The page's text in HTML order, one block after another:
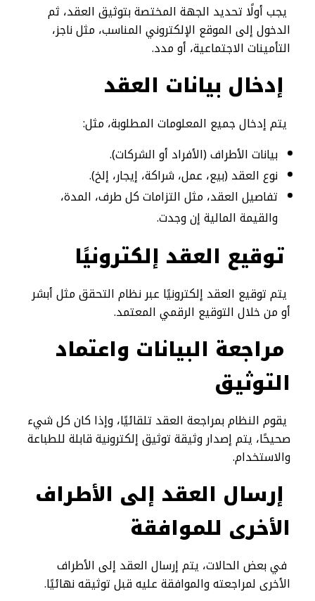
يجب أولًا تحديد الجهة المختصة بتوثيق العقد، ثم
الدخول إلى الموقع الإلكتروني المناسب، مثل ناجز،
التأمينات الاجتماعية، أو مدد.
إدخال بيانات العقد
يتم إدخال جميع المعلومات المطلوبة، مثل:
بيانات الأطراف (الأفراد أو الشركات).
نوع العقد (بيع، عمل، شراكة، إيجار، إلخ).
تفاصيل العقد، مثل التزامات كل طرف، المدة،
والقيمة المالية إن وجدت.
توقيع العقد إلكترونيًا
يتم توقيع العقد إلكترونيًا عبر نظام التحقق مثل أبشر
أو من خلال التوقيع الرقمي المعتمد.
مراجعة البيانات واعتماد
التوثيق
يقوم النظام بمراجعة العقد تلقائيًا، وإذا كان كل شيء
صحيحًا، يتم إصدار وثيقة توثيق إلكترونية قابلة للطباعة
والاستخدام.
إرسال العقد إلى الأطراف
الأخرى للموافقة
في بعض الحالات، يتم إرسال العقد إلى الأطراف
الأخرى لمراجعته والموافقة عليه قبل توثيقه نهائيًا.